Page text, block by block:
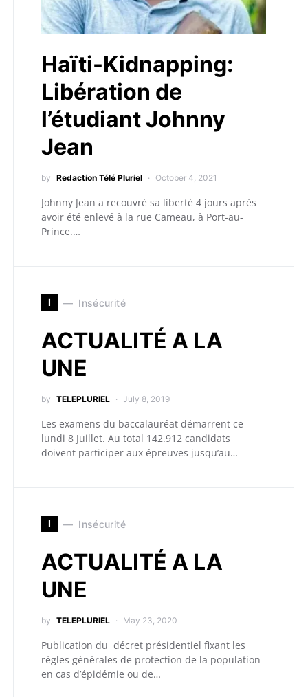
Haïti-Kidnapping:
Libération de
l’étudiant Johnny
Jean
by Redaction Télé Pluriel October 4, 2021
Johnny Jean a recouvré sa liberté 4 jours après
avoir été enlevé à la rue Cameau, à Port-au-
Prince.…
I Insécurité
ACTUALITÉ A LA
UNE
by TELEPLURIEL July 8, 2019
Les examens du baccalauréat démarrent ce
lundi 8 Juillet. Au total 142.912 candidats
doivent participer aux épreuves jusqu’au…
I Insécurité
ACTUALITÉ A LA
UNE
by TELEPLURIEL May 23, 2020
Publication du décret présidentiel fixant les
règles générales de protection de la population
en cas d’épidémie ou de…